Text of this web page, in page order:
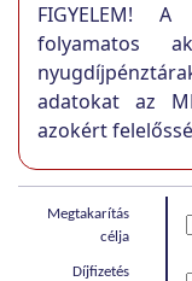
FIGYELEM!
folyamatos
adatokat az
azokért
Megtakarítás
célja
Díjfizetés